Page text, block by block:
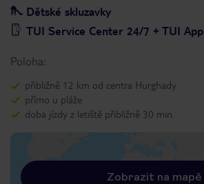
Dětské skluzavky
TUI Service Center 24/7 + TUI App
Poloha:
přibližně 12 km od centra Hurghady
přímo u pláže
doba jízdy z letiště přibližně 30 min.
Zobrazit na mapě